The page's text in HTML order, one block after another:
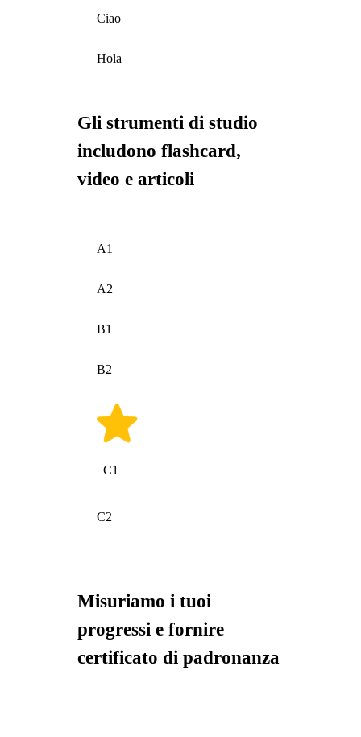
Ciao
Hola
Gli strumenti di studio
includono flashcard,
video e articoli
A1
A2
B1
B2
C1
C2
Misuriamo i tuoi
progressi e fornire
certificato di padronanza